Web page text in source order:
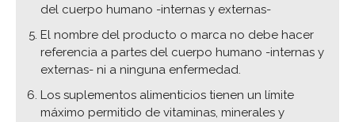
del cuerpo humano -internas y externas-
El nombre del producto o marca no debe hacer
referencia a partes del cuerpo humano -internas y
externas- ni a ninguna enfermedad.
Los suplementos alimenticios tienen un límite
máximo permitido de vitaminas, minerales y